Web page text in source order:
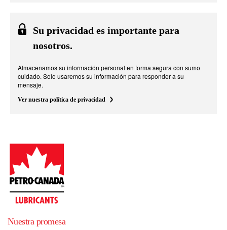
Su privacidad es importante para
nosotros.
Almacenamos su información personal en forma segura con sumo
cuidado. Solo usaremos su información para responder a su
mensaje.
Ver nuestra política de privacidad
Nuestra promesa